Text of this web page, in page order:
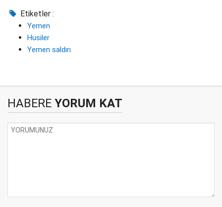
Etiketler :
Yemen
Husiler
Yemen saldırı
HABERE YORUM KAT